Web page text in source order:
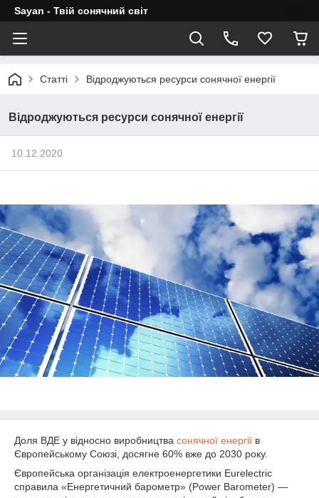
Sayan - Твій сонячний світ
Статті Відроджуються ресурси сонячної енергії
Відроджуються ресурси сонячної енергії
10.12.2020
Доля ВДЕ у відносно виробництва сонячної енергії в
Європейському Союзі, досягне 60% вже до 2030 року.
Європейська організація електроенергетики Eurelectric
справила «Енергетичний барометр» (Power Barometer) —